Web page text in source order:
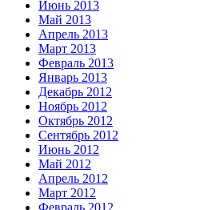
Июнь 2013
Май 2013
Апрель 2013
Март 2013
Февраль 2013
Январь 2013
Декабрь 2012
Ноябрь 2012
Октябрь 2012
Сентябрь 2012
Июнь 2012
Май 2012
Апрель 2012
Март 2012